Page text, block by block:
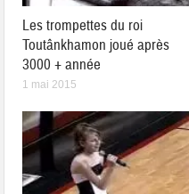
Les trompettes du roi
Toutânkhamon joué après
3000 + année
1 mai 2015